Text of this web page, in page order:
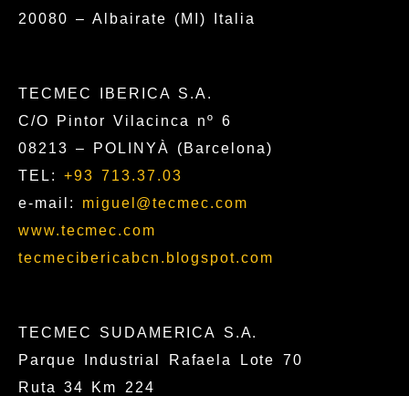
20080 – Albairate (MI) Italia
TECMEC IBERICA S.A.
C/O Pintor Vilacinca nº 6
08213 – POLINYÀ (Barcelona)
TEL:+93 713.37.03
e-mail: miguel@tecmec.com
www.tecmec.com
tecmecibericabcn.blogspot.com
TECMEC SUDAMERICA S.A.
Parque Industrial Rafaela Lote 70
Ruta 34 Km 224